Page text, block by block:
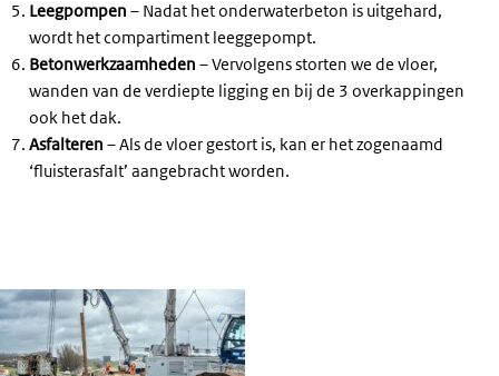
Leegpompen – Nadat het onderwaterbeton is uitgehard,
wordt het compartiment leeggepompt.
Betonwerkzaamheden – Vervolgens storten we de vloer,
wanden van de verdiepte ligging en bij de 3 overkappingen
ook het dak.
Asfalteren – Als de vloer gestort is, kan er het zogenaamd
‘fluisterasfalt’ aangebracht worden.